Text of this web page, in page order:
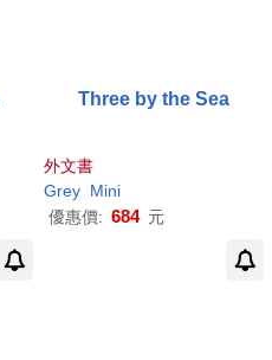
Three by the Sea
外文書
Grey Mini
優惠價: 684 元